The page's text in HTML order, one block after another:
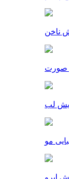
ناخن
صورت
لب
مو
ابرو